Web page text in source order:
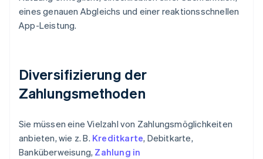
eines genauen Abgleichs und einer reaktionsschnellen
App-Leistung.
Diversifizierung der
Zahlungsmethoden
Sie müssen eine Vielzahl von Zahlungsmöglichkeiten
anbieten, wie z. B. Kreditkarte, Debitkarte,
Banküberweisung, Zahlung in